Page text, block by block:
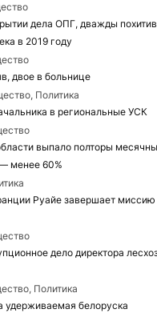
дела ОПГ, дважды
в 2019 году
двое в больнице
Политика
в региональные УСК
выпало полторы
менее 60%
Руайе завершает миссию
дело директора
Политика
белоруска